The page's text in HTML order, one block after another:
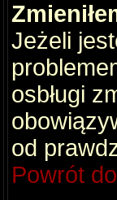
Jeżeli
osbługi
od
Powrót